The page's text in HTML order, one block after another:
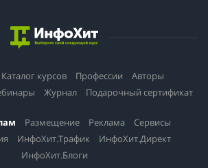
Каталог курсов Профессии
Авторы
Журнал Подарочный сертификат
Размещение Реклама
Сервисы
ИнфоХит.Трафик
ИнфоХит.Директ
ИнфоХит.Блоги